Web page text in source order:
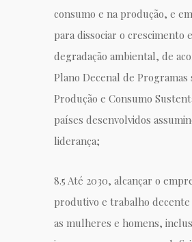
consumo e na produção, e
para dissociar o crescimento
degradação ambiental, de
Plano Decenal de Programas
Produção e Consumo
países desenvolvidos
liderança;
8.5 Até 2030, alcançar o
produtivo e trabalho decente
as mulheres e homens,